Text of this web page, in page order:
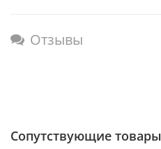
Отзывы
Сопутствующие товары